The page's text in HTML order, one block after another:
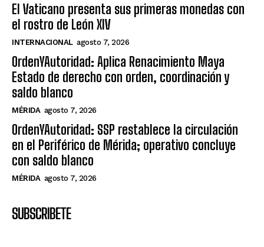
El Vaticano presenta sus primeras monedas con
el rostro de León XIV
INTERNACIONAL agosto 7, 2026
OrdenYAutoridad: Aplica Renacimiento Maya
Estado de derecho con orden, coordinación y
saldo blanco
MÉRIDA agosto 7, 2026
OrdenYAutoridad: SSP restablece la circulación
en el Periférico de Mérida; operativo concluye
con saldo blanco
MÉRIDA agosto 7, 2026
SUBSCRIBETE